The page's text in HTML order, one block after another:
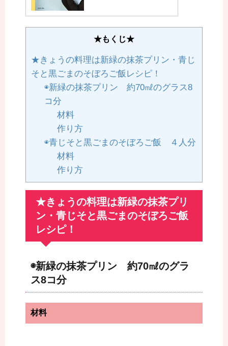
★もくじ★
★きょうの料理は新緑の抹茶プリン・青じ
そと黒ごまのそぼろご飯レシピ！
◉新緑の抹茶プリン 約70㎖のグラス8
コ分
材料
作り方
◉青じそと黒ごまのそぼろご飯 ４人分
材料
作り方
★きょうの料理は新緑の抹茶プリ
ン・青じそと黒ごまのそぼろご飯
レシピ！
◉新緑の抹茶プリン 約70㎖のグラ
ス8コ分
材料